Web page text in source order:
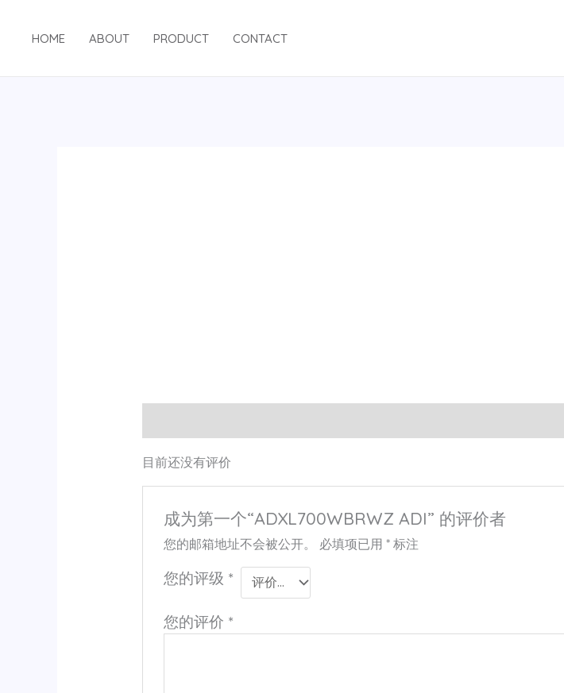
HOME ABOUT PRODUCT CONTACT
目前还没有评价
成为第一个“ADXL700WBRWZ ADI” 的评价者
您的邮箱地址不会被公开。 必填项已用* 标注
您的评级 *
您的评价 *